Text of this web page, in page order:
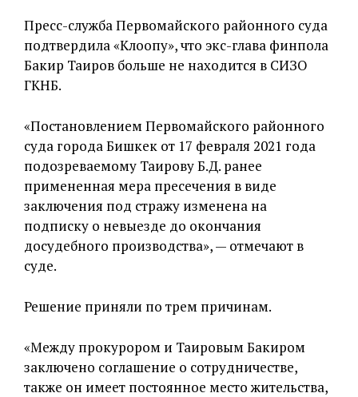
Пресс-служба Первомайского районного суда
подтвердила «Клоопу», что экс-глава финпола
Бакир Таиров больше не находится в СИЗО
ГКНБ.
«Постановлением Первомайского районного
суда города Бишкек от 17 февраля 2021 года
подозреваемому Таирову Б.Д. ранее
примененная мера пресечения в виде
заключения под стражу изменена на
подписку о невыезде до окончания
досудебного производства», — отмечают в
суде.
Решение приняли по трем причинам.
«Между прокурором и Таировым Бакиром
заключено соглашение о сотрудничестве,
также он имеет постоянное место жительства,